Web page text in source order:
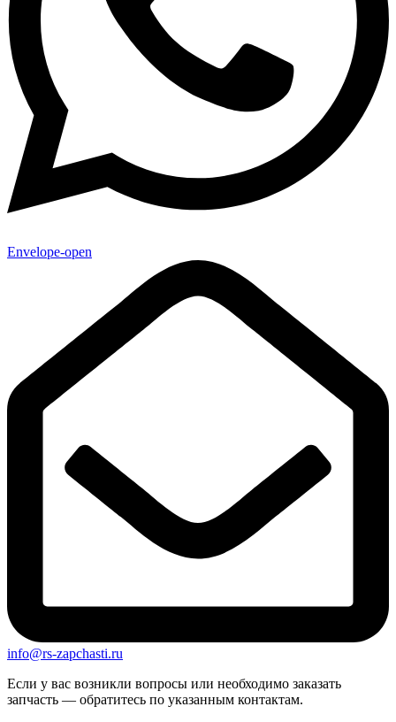
Envelope-open
info@rs-zapchasti.ru
Если у вас возникли вопросы или необходимо заказать
запчасть — обратитесь по указанным контактам.